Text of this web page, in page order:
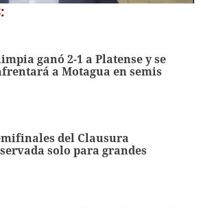
ganó 2-1 a Platense y se
a Motagua en semis
del Clausura
solo para grandes